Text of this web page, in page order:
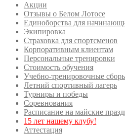
Акции
Отзывы о Белом Лотосе
Единоборства для
Экипировка
Страховка для спортсменов
Корпоративным клиентам
Персональные тренировки
Стоимость обучения
Учебно-тренировочные
Летний спортивный лагерь
Турниры и победы
Соревнования
Расписание на майские
15 лет нашему клубу!
Аттестация